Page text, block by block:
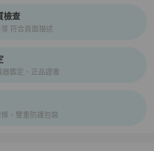
安心購檢驗流程介紹
檢查
符合頁面描述
器鑑定、正品證書
、雙重防護包裝